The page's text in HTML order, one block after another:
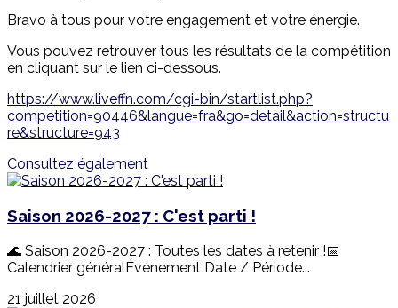
Bravo à tous pour votre engagement et votre énergie.
Vous pouvez retrouver tous les résultats de la compétition
en cliquant sur le lien ci-dessous.
https://www.liveffn.com/cgi-bin/startlist.php?
competition=90446&langue=fra&go=detail&action=structu
re&structure=943
Consultez également
Saison 2026-2027 : C'est parti !
🌊 Saison 2026-2027 : Toutes les dates à retenir !📅
Calendrier généralÉvénement Date / Période...
21 juillet 2026